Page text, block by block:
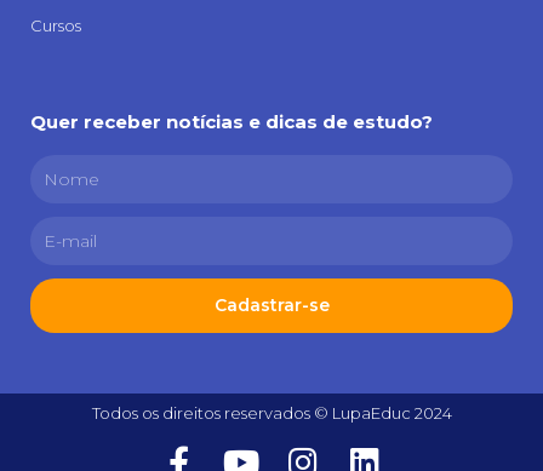
Cursos
Quer receber notícias e dicas de estudo?
Cadastrar-se
Todos os direitos reservados © LupaEduc 2024